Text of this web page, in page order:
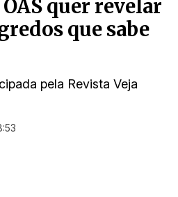
quer revelar
que sabe
pela Revista Veja